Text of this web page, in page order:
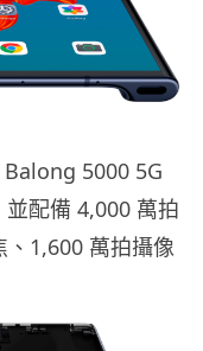
5000 5G
配備 4,000 萬拍
1,600 萬拍攝像